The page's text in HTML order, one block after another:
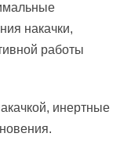
накачки,
работы
инертные